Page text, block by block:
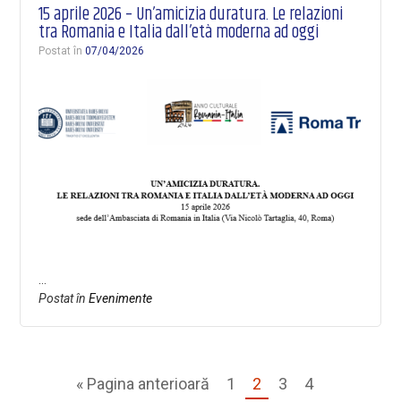
15 aprile 2026 – Un’amicizia duratura. Le relazioni
tra Romania e Italia dall’età moderna ad oggi
Postat în07/04/2026
Postat înEvenimente
« Pagina anterioară 1 2 3
4